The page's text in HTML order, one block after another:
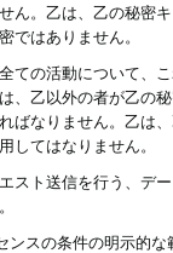
ん。乙は、乙の秘密
ではありません。
ての活動について、
、乙以外の者が乙の
ばなりません。乙は
してはなりません。
スト送信を行う、デ
スの条件の明示的